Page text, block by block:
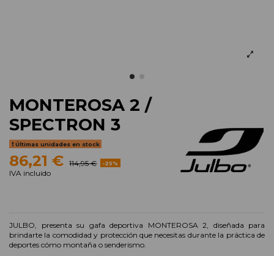
MONTEROSA 2 /
SPECTRON 3
Últimas unidades en stock
86,21 € 114,95 € -25%
IVA incluido
JULBO, presenta su gafa deportiva MONTEROSA 2, diseñada para
brindarte la comodidad y protección que necesitas durante la práctica de
deportes cómo montaña o senderismo.